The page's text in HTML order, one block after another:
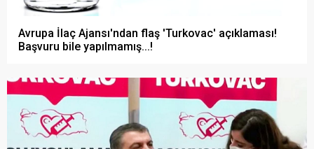
Avrupa İlaç Ajansı'ndan flaş 'Turkovac' açıklaması!
Başvuru bile yapılmamış...!